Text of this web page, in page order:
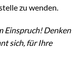
zu wenden.
Einspruch! Denken
sich, für Ihre